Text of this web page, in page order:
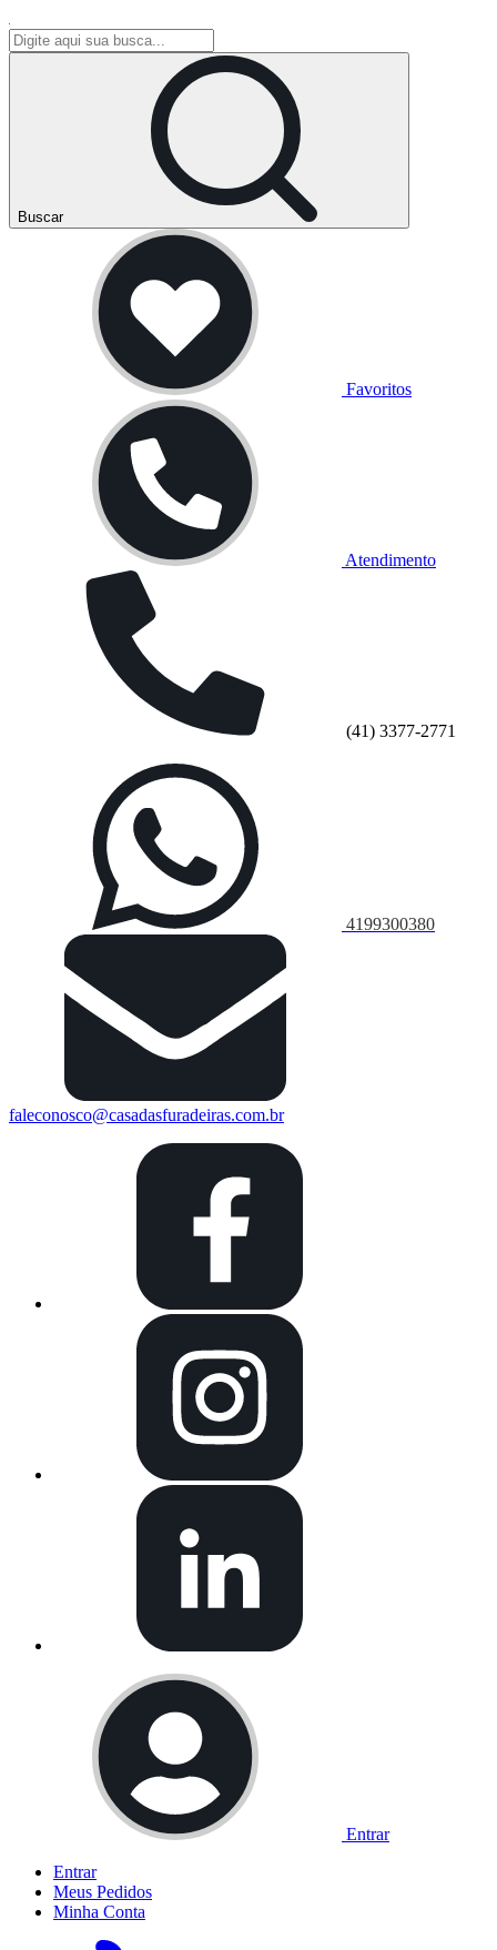
Buscar
Favoritos
Atendimento
(41) 3377-2771
4199300380
faleconosco@casadasfuradeiras.com.br
Entrar
Entrar
Meus Pedidos
Minha Conta